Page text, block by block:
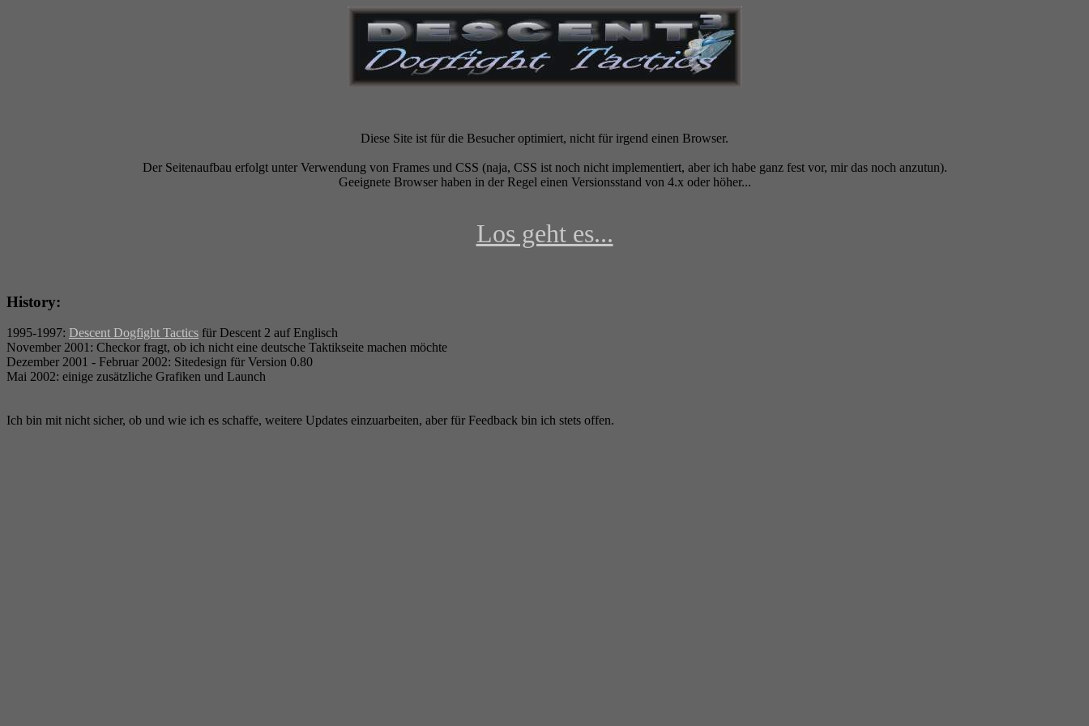
Diese Site ist für die Besucher optimiert, nicht für irgend einen Browser.
Der Seitenaufbau erfolgt unter Verwendung von Frames und CSS (naja, CSS ist noch nicht implementiert, aber ich habe ganz fest vor, mir das noch anzutun).
Geeignete Browser haben in der Regel einen Versionsstand von 4.x oder höher...
Los geht es...
History:
1995-1997: Descent Dogfight Tactics für Descent 2 auf Englisch
November 2001: Checkor fragt, ob ich nicht eine deutsche Taktikseite machen möchte
Dezember 2001 - Februar 2002: Sitedesign für Version 0.80
Mai 2002: einige zusätzliche Grafiken und Launch
Ich bin mit nicht sicher, ob und wie ich es schaffe, weitere Updates einzuarbeiten, aber für Feedback bin ich stets offen.